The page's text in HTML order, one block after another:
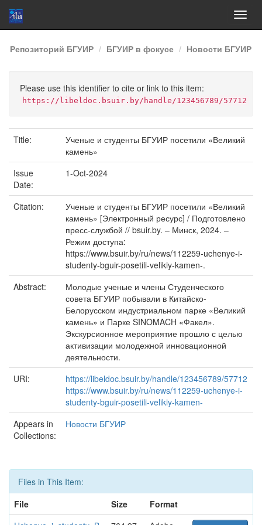
Skip
navigation
Репозиторий БГУИР БГУИР в фокусе Новости БГУИР
Please use this identifier to cite or link to this item:
https://libeldoc.bsuir.by/handle/123456789/57712
Title:
Ученые и студенты БГУИР посетили «Великий
камень»
Issue
Date:
1-Oct-2024
Citation:
Ученые и студенты БГУИР посетили «Великий
камень» [Электронный ресурс] / Подготовлено
пресс-службой // bsuir.by. – Минск, 2024. –
Режим доступа:
https://www.bsuir.by/ru/news/112259-uchenye-i-
studenty-bguir-posetili-velikiy-kamen-.
Abstract:
Молодые ученые и члены Студенческого
совета БГУИР побывали в Китайско-
Белорусском индустриальном парке «Великий
камень» и Парке SINOMACH «Факел».
Экскурсионное мероприятие прошло с целью
активизации молодежной инновационной
деятельности.
URI:
https://libeldoc.bsuir.by/handle/123456789/57712
https://www.bsuir.by/ru/news/112259-uchenye-i-
studenty-bguir-posetili-velikiy-kamen-
Appears in
Collections:
Новости БГУИР
Files in This Item:
File
Size
Format